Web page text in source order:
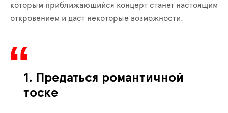
которым приближающийся концерт станет настоящим
откровением и даст некоторые возможности.
1. Предаться романтичной
тоске